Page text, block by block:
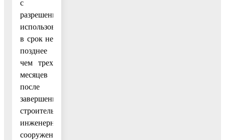
с
разрешенным
использованием,
в срок не
позднее
чем трех
месяцев
после
завершения
строительства
инженерного
сооружения,